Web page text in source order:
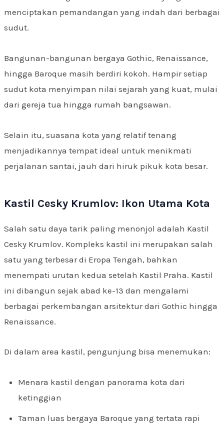
menciptakan pemandangan yang indah dari berbagai
sudut.
Bangunan-bangunan bergaya Gothic, Renaissance,
hingga Baroque masih berdiri kokoh. Hampir setiap
sudut kota menyimpan nilai sejarah yang kuat, mulai
dari gereja tua hingga rumah bangsawan.
Selain itu, suasana kota yang relatif tenang
menjadikannya tempat ideal untuk menikmati
perjalanan santai, jauh dari hiruk pikuk kota besar.
Kastil Cesky Krumlov: Ikon Utama Kota
Salah satu daya tarik paling menonjol adalah Kastil
Cesky Krumlov. Kompleks kastil ini merupakan salah
satu yang terbesar di Eropa Tengah, bahkan
menempati urutan kedua setelah Kastil Praha. Kastil
ini dibangun sejak abad ke-13 dan mengalami
berbagai perkembangan arsitektur dari Gothic hingga
Renaissance.
Di dalam area kastil, pengunjung bisa menemukan:
Menara kastil dengan panorama kota dari
ketinggian
Taman luas bergaya Baroque yang tertata rapi